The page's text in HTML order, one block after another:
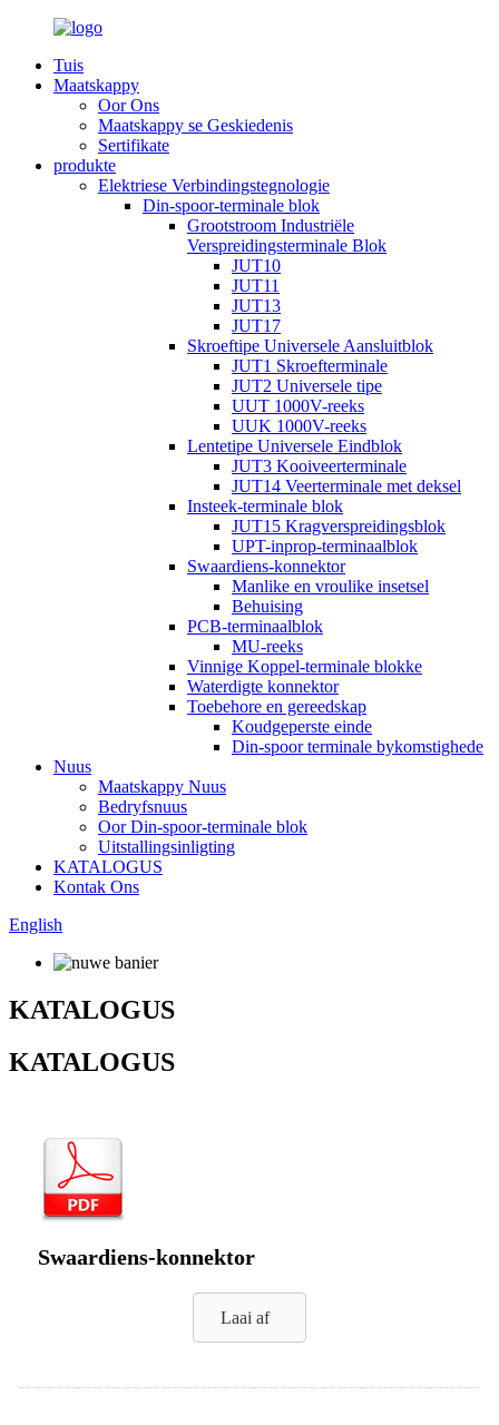
Tuis
Maatskappy
Oor Ons
Maatskappy se Geskiedenis
Sertifikate
produkte
Elektriese Verbindingstegnologie
Din-spoor-terminale blok
Grootstroom Industriële
Verspreidingsterminale Blok
JUT10
JUT11
JUT13
JUT17
Skroeftipe Universele Aansluitblok
JUT1 Skroefterminale
JUT2 Universele tipe
UUT 1000V-reeks
UUK 1000V-reeks
Lentetipe Universele Eindblok
JUT3 Kooiveerterminale
JUT14 Veerterminale met deksel
Insteek-terminale blok
JUT15 Kragverspreidingsblok
UPT-inprop-terminaalblok
Swaardiens-konnektor
Manlike en vroulike insetsel
Behuising
PCB-terminaalblok
MU-reeks
Vinnige Koppel-terminale blokke
Waterdigte konnektor
Toebehore en gereedskap
Koudgeperste einde
Din-spoor terminale bykomstighede
Nuus
Maatskappy Nuus
Bedryfsnuus
Oor Din-spoor-terminale blok
Uitstallingsinligting
KATALOGUS
Kontak Ons
English
KATALOGUS
KATALOGUS
Swaardiens-konnektor
Laai af